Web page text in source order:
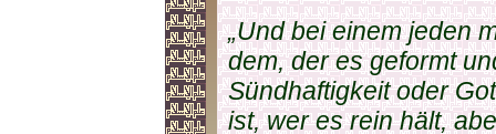
„Und bei einem jeden
dem, der es geformt
Sündhaftigkeit oder
ist, wer es rein hält,